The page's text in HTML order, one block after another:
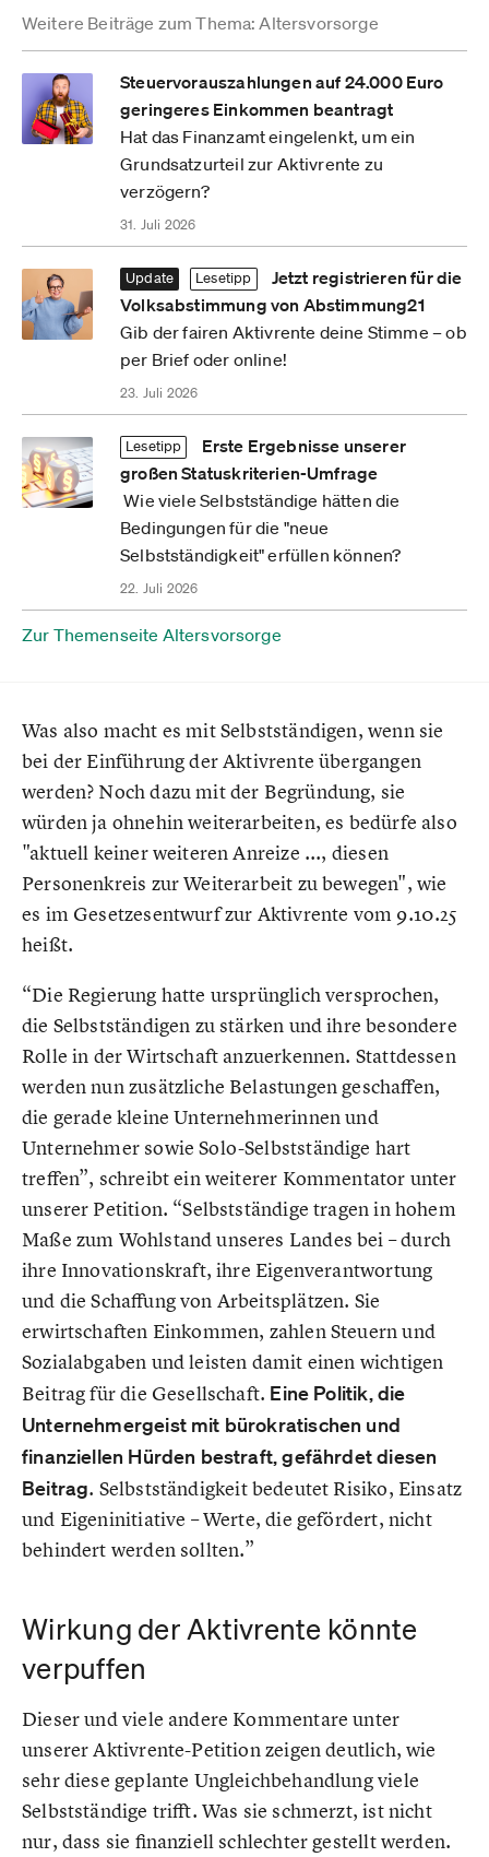
Weitere Beiträge zum Thema: Altersvorsorge
Steuervorauszahlungen auf 24.000 Euro
geringeres Einkommen beantragt
Hat das Finanzamt eingelenkt, um ein
Grundsatzurteil zur Aktivrente zu
verzögern?
31. Juli 2026
Update Lesetipp
Jetzt registrieren für die
Volksabstimmung von Abstimmung21
Gib der fairen Aktivrente deine Stimme – ob
per Brief oder online!
23. Juli 2026
Lesetipp
Erste Ergebnisse unserer
großen Statuskriterien-Umfrage
Wie viele Selbstständige hätten die
Bedingungen für die "neue
Selbstständigkeit" erfüllen können?
22. Juli 2026
Zur Themenseite Altersvorsorge
Was also macht es mit Selbstständigen, wenn sie
bei der Einführung der Aktivrente übergangen
werden? Noch dazu mit der Begründung, sie
würden ja ohnehin weiterarbeiten, es bedürfe also
"aktuell keiner weiteren Anreize ..., diesen
Personenkreis zur Weiterarbeit zu bewegen", wie
es im Gesetzesentwurf zur Aktivrente vom 9.10.25
heißt.
“Die Regierung hatte ursprünglich versprochen,
die Selbstständigen zu stärken und ihre besondere
Rolle in der Wirtschaft anzuerkennen. Stattdessen
werden nun zusätzliche Belastungen geschaffen,
die gerade kleine Unternehmerinnen und
Unternehmer sowie Solo-Selbstständige hart
treffen”, schreibt ein weiterer Kommentator unter
unserer Petition. “Selbstständige tragen in hohem
Maße zum Wohlstand unseres Landes bei – durch
ihre Innovationskraft, ihre Eigenverantwortung
und die Schaffung von Arbeitsplätzen. Sie
erwirtschaften Einkommen, zahlen Steuern und
Sozialabgaben und leisten damit einen wichtigen
Beitrag für die Gesellschaft. Eine Politik, die
Unternehmergeist mit bürokratischen und
finanziellen Hürden bestraft, gefährdet diesen
Beitrag. Selbstständigkeit bedeutet Risiko, Einsatz
und Eigeninitiative – Werte, die gefördert, nicht
behindert werden sollten.”
Wirkung der Aktivrente könnte
verpuffen
Dieser und viele andere Kommentare unter
unserer Aktivrente-Petition zeigen deutlich, wie
sehr diese geplante Ungleichbehandlung viele
Selbstständige trifft. Was sie schmerzt, ist nicht
nur, dass sie finanziell schlechter gestellt werden.